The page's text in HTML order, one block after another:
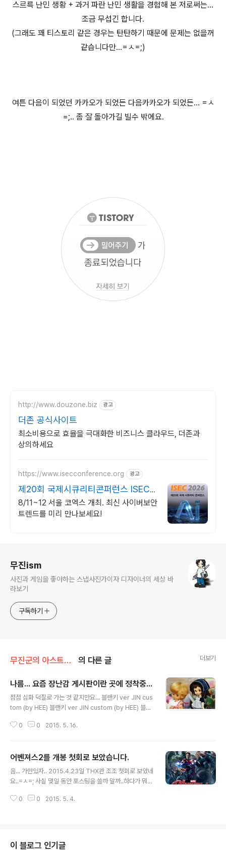
스르륵 난민 생황 + 과거 파란 난민 생활을 경험해 본 저로써는...
조금 무섭긴 합니다.
(그래도 꽤 티스토리 같은 경우는 탄탄하기 때문에 문제는 없을꺼
같습니다만...=ㅅ=;)
여튼 다음이 되었던 카카오가 되었든 다음카카오가 되었든... =ㅅ
=;.. 좀 잘 돌아가길 빌수 밖에요.
http://www.douzone.biz 광고
더존 공식사이트
최소비용으로 효율을 극대화한 비즈니스 클라우드, 더존과
상의하세요
https://www.isecconference.org 광고
제20회 국제시큐리티콘퍼런스 ISEC
2026
8/11~12 서울 코엑스 개최. 최신 사이버보안
트렌드를 미리 만나보세요!
무진ism
사진과 게임을 좋아하는 스냅사진가이자 디자이너의 세상 바
라보기
구독하기
무진군의 아스트랄 세계 의 다른 글 더보기
나름... 요즘 장난감 게시판이란 곳에 정착중...
점점 심화 덕질로 가는 것 같지만요... 블랜키 ver JIN cus
tom (by HEE) 블랜키 ver JIN custom (by HEE) 블랜
시네요...저야 블로그로 돌아오면 되지만 보트피플 상태라
o Bambola World Studio MUJINism
0 0 2015. 5. 16.
어벤져스2를 개봉 첫회로 보았습니다.
음... 가만있자.. 2015.4.23일 THX관 조조 첫회로 보았네
요..=ㅅ=; 사실 몇일 동안 포스팅을 쓸까 말까..하다가 뭐
을까? 라는 생각에서 썰을 풀어 보려 합니다. 네네.. 무진군
에서 캡틴에 꽂혔지요.. 물론 에이전트 쉴드나 에이전트 카
0 0 2015. 5. 4.
이 블로그 인기글